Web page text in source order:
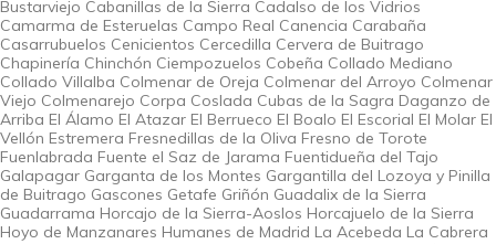
Bustarviejo Cabanillas de la Sierra Cadalso de los Vidrios
Camarma de Esteruelas Campo Real Canencia Carabaña
Casarrubuelos Cenicientos Cercedilla Cervera de Buitrago
Chapinería Chinchón Ciempozuelos Cobeña Collado Mediano
Collado Villalba Colmenar de Oreja Colmenar del Arroyo Colmenar
Viejo Colmenarejo Corpa Coslada Cubas de la Sagra Daganzo de
Arriba El Álamo El Atazar El Berrueco El Boalo El Escorial El Molar El
Vellón Estremera Fresnedillas de la Oliva Fresno de Torote
Fuenlabrada Fuente el Saz de Jarama Fuentidueña del Tajo
Galapagar Garganta de los Montes Gargantilla del Lozoya y Pinilla
de Buitrago Gascones Getafe Griñón Guadalix de la Sierra
Guadarrama Horcajo de la Sierra-Aoslos Horcajuelo de la Sierra
Hoyo de Manzanares Humanes de Madrid La Acebeda La Cabrera